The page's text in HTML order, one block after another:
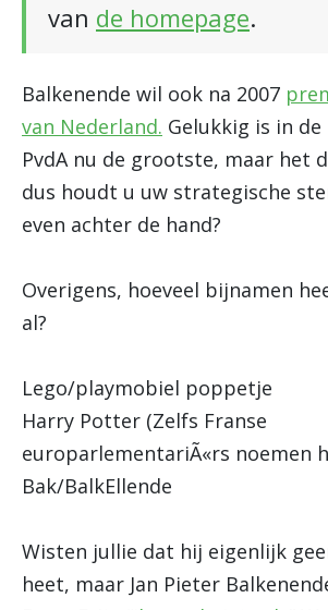
van de homepage.
Balkenende wil ook na 2007
van Nederland. Gelukkig is in
PvdA nu de grootste, maar het
dus houdt u uw strategische
even achter de hand?
Overigens, hoeveel bijnamen
al?
Lego/playmobiel poppetje
Harry Potter (Zelfs Franse
europarlementariÃ«rs noemen
Bak/BalkEllende
Wisten jullie dat hij eigenlijk
heet, maar Jan Pieter